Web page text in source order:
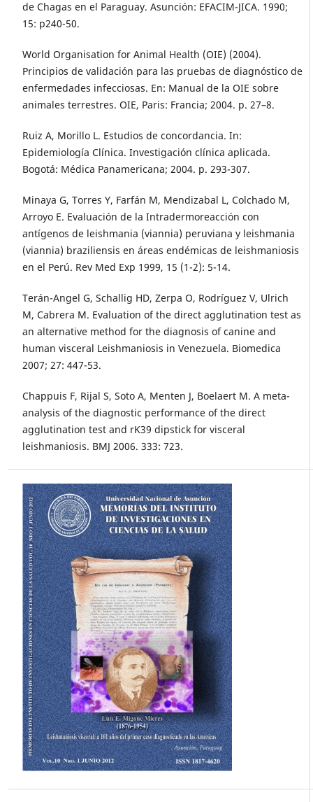
de Chagas en el Paraguay. Asunción: EFACIM-JICA. 1990;
15: p240-50.
World Organisation for Animal Health (OIE) (2004).
Principios de validación para las pruebas de diagnóstico de
enfermedades infecciosas. En: Manual de la OIE sobre
animales terrestres. OIE, Paris: Francia; 2004. p. 27–8.
Ruiz A, Morillo L. Estudios de concordancia. In:
Epidemiología Clínica. Investigación clínica aplicada.
Bogotá: Médica Panamericana; 2004. p. 293-307.
Minaya G, Torres Y, Farfán M, Mendizabal L, Colchado M,
Arroyo E. Evaluación de la Intradermoreacción con
antígenos de leishmania (viannia) peruviana y leishmania
(viannia) braziliensis en áreas endémicas de leishmaniosis
en el Perú. Rev Med Exp 1999, 15 (1-2): 5-14.
Terán-Angel G, Schallig HD, Zerpa O, Rodríguez V, Ulrich
M, Cabrera M. Evaluation of the direct agglutination test as
an alternative method for the diagnosis of canine and
human visceral Leishmaniosis in Venezuela. Biomedica
2007; 27: 447-53.
Chappuis F, Rijal S, Soto A, Menten J, Boelaert M. A meta-
analysis of the diagnostic performance of the direct
agglutination test and rK39 dipstick for visceral
leishmaniosis. BMJ 2006. 333: 723.